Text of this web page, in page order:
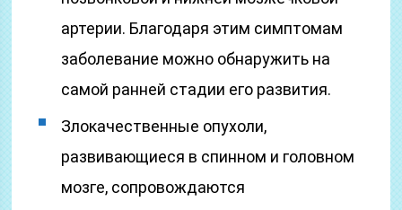
артерии. Благодаря этим симптомам
заболевание можно обнаружить на
самой ранней стадии его развития.
Злокачественные опухоли,
развивающиеся в спинном и головном
мозге, сопровождаются